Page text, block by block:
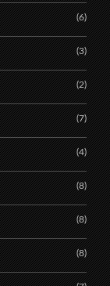
(6)
(3)
(2)
(7)
(4)
(8)
(8)
(8)